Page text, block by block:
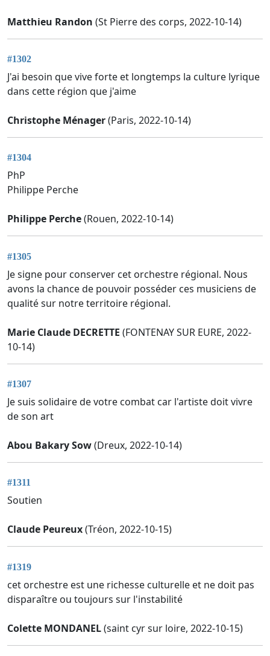
Matthieu Randon (St Pierre des corps, 2022-10-14)
#1302
J'ai besoin que vive forte et longtemps la culture lyrique
dans cette région que j'aime
Christophe Ménager(Paris, 2022-10-14)
#1304
PhP
Philippe Perche
Philippe Perche(Rouen, 2022-10-14)
#1305
Je signe pour conserver cet orchestre régional. Nous
avons la chance de pouvoir posséder ces musiciens de
qualité sur notre territoire régional.
Marie Claude DECRETTE (FONTENAY SUR EURE, 2022-
10-14)
#1307
Je suis solidaire de votre combat car l'artiste doit vivre
de son art
Abou Bakary Sow(Dreux, 2022-10-14)
#1311
Soutien
Claude Peureux(Tréon, 2022-10-15)
#1319
cet orchestre est une richesse culturelle et ne doit pas
disparaître ou toujours sur l'instabilité
Colette MONDANEL(saint cyr sur loire, 2022-10-15)